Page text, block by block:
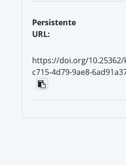
Persistente
URL:
https://doi.org/10.25362/
c715-4d79-9ae8-